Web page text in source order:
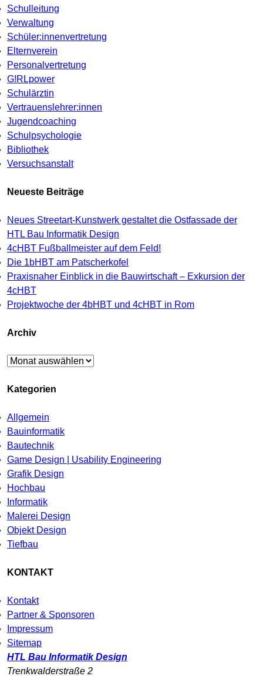
Schulleitung
Verwaltung
Schüler:innenvertretung
Elternverein
Personalvertretung
G!RLpower
Schulärztin
Vertrauenslehrer:innen
Jugendcoaching
Schulpsychologie
Bibliothek
Versuchsanstalt
Neueste Beiträge
Neues Streetart-Kunstwerk gestaltet die Ostfassade der
HTL Bau Informatik Design
4cHBT Fußballmeister auf dem Feld!
Die 1bHBT am Patscherkofel
Praxisnaher Einblick in die Bauwirtschaft – Exkursion der
4cHBT
Projektwoche der 4bHBT und 4cHBT in Rom
Archiv
Archiv
Kategorien
Allgemein
Bauinformatik
Bautechnik
Game Design | Usability Engineering
Grafik Design
Hochbau
Informatik
Malerei Design
Objekt Design
Tiefbau
KONTAKT
Kontakt
Partner & Sponsoren
Impressum
Sitemap
HTL Bau Informatik Design
Trenkwalderstraße 2